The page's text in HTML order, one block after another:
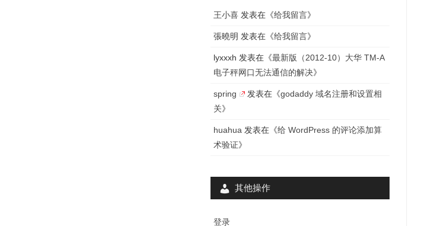
王小喜 发表在《给我留言》
張曉明 发表在《给我留言》
lyxxxh 发表在《最新版（2012-10）大华 TM-A
电子秤网口无法通信的解决》
spring 发表在《godaddy 域名注册和设置相
关》
huahua 发表在《给 WordPress 的评论添加算
术验证》
其他操作
登录